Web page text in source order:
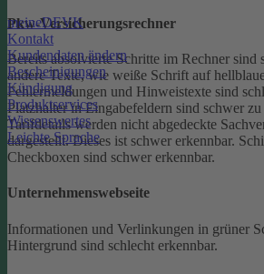
meineDEVK
Kontakt
Kundendaten ändern
Bescheinigungen
Kündigung
Produktservices
Wissenswertes
Leichte Sprache
Pkw-Versicherungsrechner
Bereits absolvierte Schritte im Rechner sind
andere Texte, wie weiße Schrift auf
Fehlermeldungen und Hinweistexte sind
Platzhalter in Eingabefeldern sind schwer zu
Tarifdetails werden nicht abgedeckte
dargestellt. Dieses ist schwer erkennbar.
Checkboxen sind schwer erkennbar.
Unternehmenswebseite
Informationen und Verlinkungen in grüner
Hintergrund sind schlecht erkennbar.